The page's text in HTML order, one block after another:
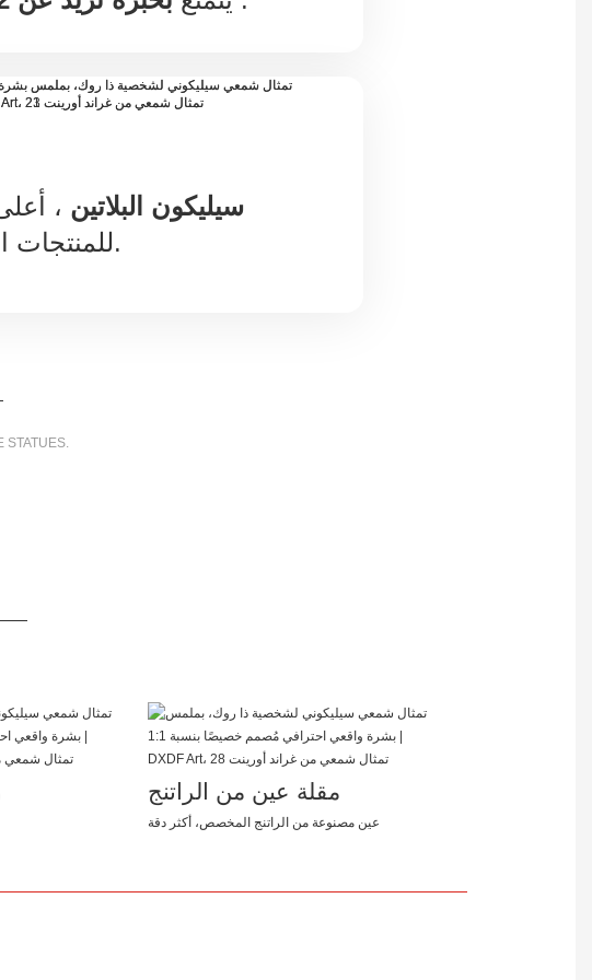
سيليكون البلاتين ،
للمنتجات الغذائية.
STATUES.
مقلة عين من الراتنج
عين مصنوعة من الراتنج المخصص، أكثر دقة